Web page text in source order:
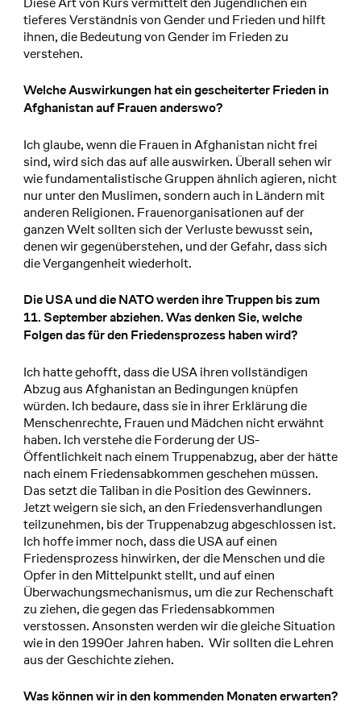
tieferes Verständnis von Gender und Frieden und hilft
ihnen, die Bedeutung von Gender im Frieden zu
verstehen.
Welche Auswirkungen hat ein gescheiterter Frieden in
Afghanistan auf Frauen anderswo?
Ich glaube, wenn die Frauen in Afghanistan nicht frei
sind, wird sich das auf alle auswirken. Überall sehen wir
wie fundamentalistische Gruppen ähnlich agieren, nicht
nur unter den Muslimen, sondern auch in Ländern mit
anderen Religionen. Frauenorganisationen auf der
ganzen Welt sollten sich der Verluste bewusst sein,
denen wir gegenüberstehen, und der Gefahr, dass sich
die Vergangenheit wiederholt.
Die USA und die NATO werden ihre Truppen bis zum
11. September abziehen. Was denken Sie, welche
Folgen das für den Friedensprozess haben wird?
Ich hatte gehofft, dass die USA ihren vollständigen
Abzug aus Afghanistan an Bedingungen knüpfen
würden. Ich bedaure, dass sie in ihrer Erklärung die
Menschenrechte, Frauen und Mädchen nicht erwähnt
haben. Ich verstehe die Forderung der US-
Öffentlichkeit nach einem Truppenabzug, aber der hätte
nach einem Friedensabkommen geschehen müssen.
Das setzt die Taliban in die Position des Gewinners.
Jetzt weigern sie sich, an den Friedensverhandlungen
teilzunehmen, bis der Truppenabzug abgeschlossen ist.
Ich hoffe immer noch, dass die USA auf einen
Friedensprozess hinwirken, der die Menschen und die
Opfer in den Mittelpunkt stellt, und auf einen
Überwachungsmechanismus, um die zur Rechenschaft
zu ziehen, die gegen das Friedensabkommen
verstossen. Ansonsten werden wir die gleiche Situation
wie in den 1990er Jahren haben. Wir sollten die Lehren
aus der Geschichte ziehen.
Was können wir in den kommenden Monaten erwarten?